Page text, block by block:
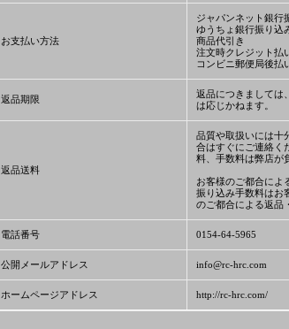
お支払い方法
ジャパンネット銀行
ゆうちょ銀行振り込
商品代引き
注文時クレジット払
コンビニ郵便局後払
返品期限
返品につきましては
は応じかねます。
返品送料
品質や取扱いには十
合はすぐにご連絡く
料、手数料は弊店が
お客様のご都合によ
振り込み手数料はお
のご都合による返品
電話番号 0154-64-5965
公開メールアドレス info@rc-hrc.com
ホームページアドレス http://rc-hrc.com/